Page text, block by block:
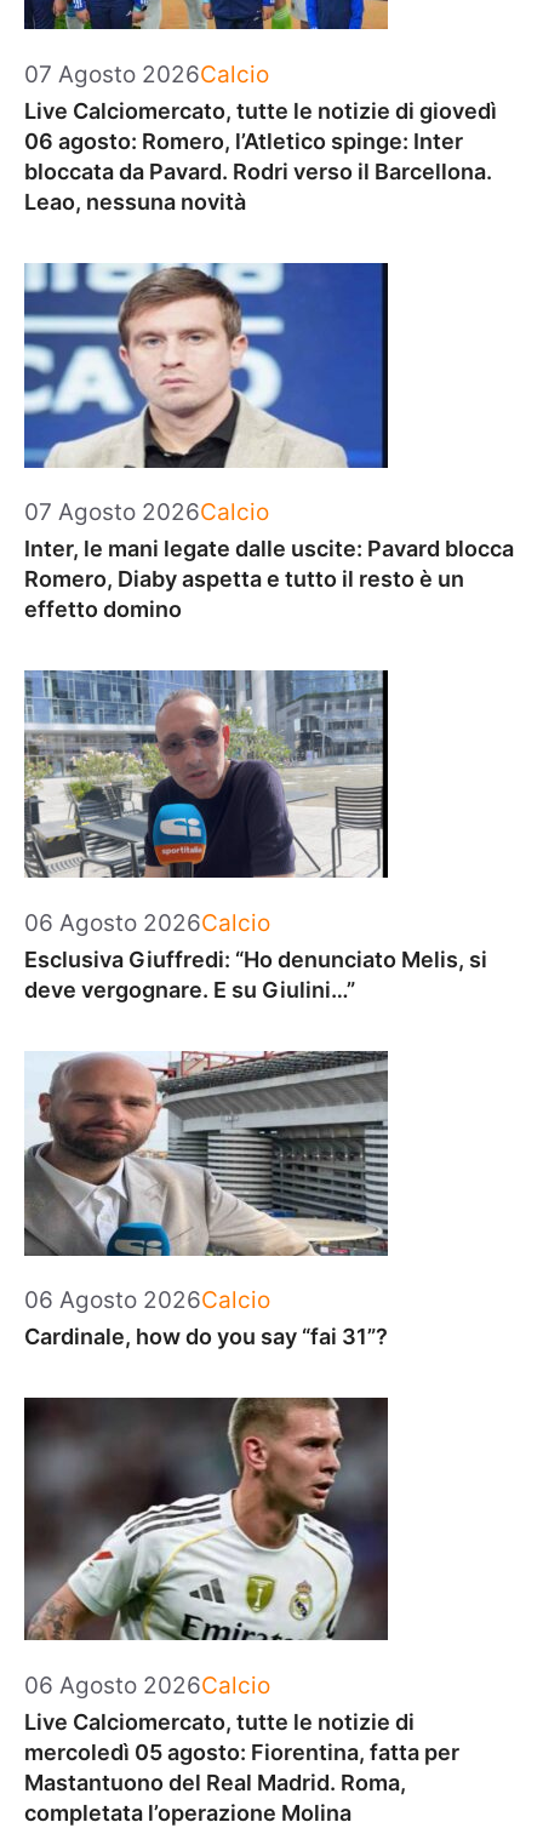
07 Agosto 2026Categorie
Calcio
Live Calciomercato, tutte le notizie di giovedì
06 agosto: Romero, l’Atletico spinge: Inter
bloccata da Pavard. Rodri verso il Barcellona.
Leao, nessuna novità
07 Agosto 2026Categorie
Calcio
Inter, le mani legate dalle uscite: Pavard blocca
Romero, Diaby aspetta e tutto il resto è un
effetto domino
06 Agosto 2026Categorie
Calcio
Esclusiva Giuffredi: “Ho denunciato Melis, si
deve vergognare. E su Giulini…”
06 Agosto 2026Categorie
Calcio
Cardinale, how do you say “fai 31”?
06 Agosto 2026Categorie
Calcio
Live Calciomercato, tutte le notizie di
mercoledì 05 agosto: Fiorentina, fatta per
Mastantuono del Real Madrid. Roma,
completata l’operazione Molina